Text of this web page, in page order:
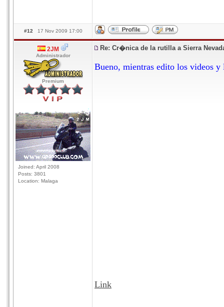
#12 17 Nov 2009 17:00
2JM
Administrador
Premium
Joined: April 2008
Posts: 3801
Location: Malaga
Re: Cr�nica de la rutilla a Sierra
Bueno, mientras edito los videos
Link